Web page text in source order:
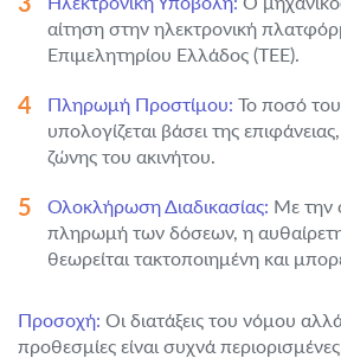
αίτηση στην ηλεκτρονική
Επιμελητηρίου Ελλάδος (ΤΕΕ).
Πληρωμή Προστίμου: Το ποσό
υπολογίζεται βάσει της
ζώνης του ακινήτου.
Ολοκλήρωση Διαδικασίας: Με την
πληρωμή των δόσεων, η
θεωρείται τακτοποιημένη και
Προσοχή: Οι διατάξεις του νόμου
προθεσμίες είναι συχνά